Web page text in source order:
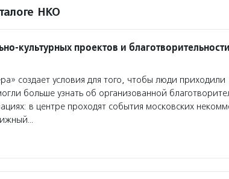
НКО
культурных проектов и благотворительности
создает условия для того, чтобы люди приходили
больше узнать об организованной
в центре проходят события московских